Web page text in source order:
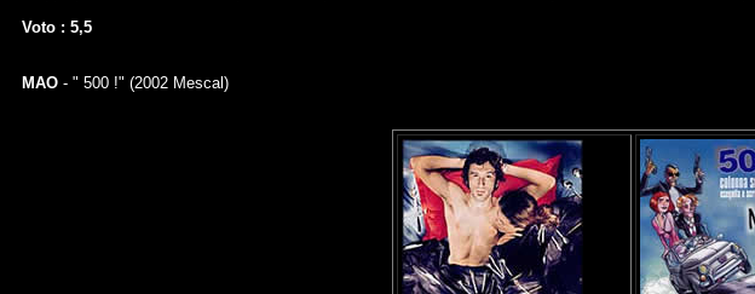
Voto : 5,5
MAO - " 500 !" (2002 Mescal)